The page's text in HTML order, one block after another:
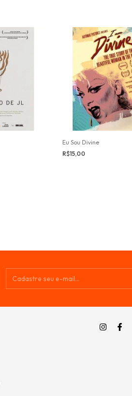
Eu Sou Divine
R$15,00